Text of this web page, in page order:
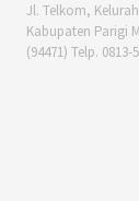
Jl. Telkom,
Kabupaten Parigi
(94471) Telp. 0813-